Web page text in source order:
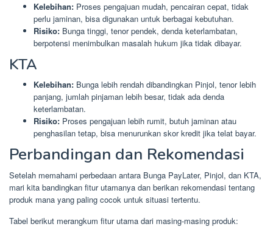
Kelebihan: Proses pengajuan mudah, pencairan cepat, tidak
perlu jaminan, bisa digunakan untuk berbagai kebutuhan.
Risiko: Bunga tinggi, tenor pendek, denda keterlambatan,
berpotensi menimbulkan masalah hukum jika tidak dibayar.
KTA
Kelebihan: Bunga lebih rendah dibandingkan Pinjol, tenor lebih
panjang, jumlah pinjaman lebih besar, tidak ada denda
keterlambatan.
Risiko: Proses pengajuan lebih rumit, butuh jaminan atau
penghasilan tetap, bisa menurunkan skor kredit jika telat bayar.
Perbandingan dan Rekomendasi
Setelah memahami perbedaan antara Bunga PayLater, Pinjol, dan KTA,
mari kita bandingkan fitur utamanya dan berikan rekomendasi tentang
produk mana yang paling cocok untuk situasi tertentu.
Tabel berikut merangkum fitur utama dari masing-masing produk: